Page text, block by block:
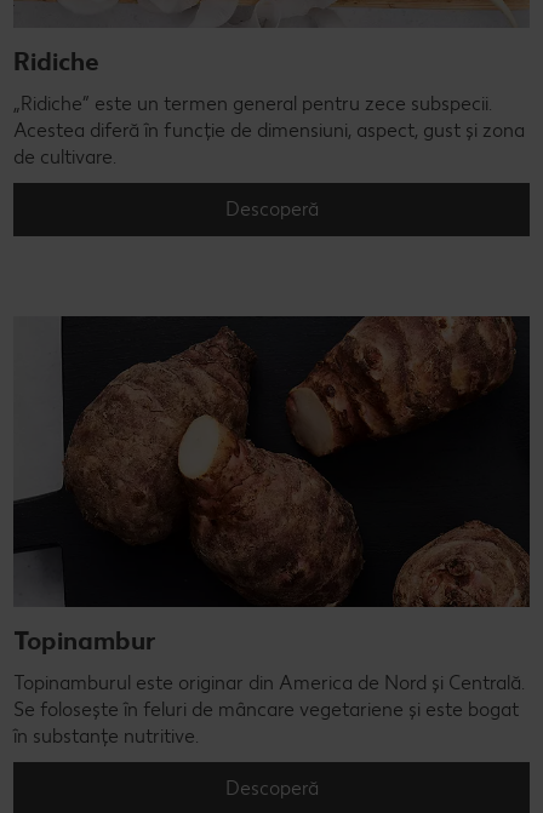
Ridiche
„Ridiche” este un termen general pentru zece subspecii.
Acestea diferă în funcție de dimensiuni, aspect, gust și zona
de cultivare.
Descoperă
Topinambur
Topinamburul este originar din America de Nord și Centrală.
Se folosește în feluri de mâncare vegetariene și este bogat
în substanțe nutritive.
Descoperă